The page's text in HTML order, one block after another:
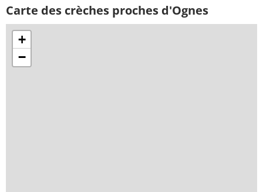
Carte des crèches proches d'Ognes
+
−